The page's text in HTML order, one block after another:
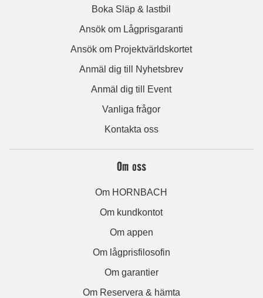
Boka Släp & lastbil
Ansök om Lågprisgaranti
Ansök om Projektvärldskortet
Anmäl dig till Nyhetsbrev
Anmäl dig till Event
Vanliga frågor
Kontakta oss
Om oss
Om HORNBACH
Om kundkontot
Om appen
Om lågprisfilosofin
Om garantier
Om Reservera & hämta